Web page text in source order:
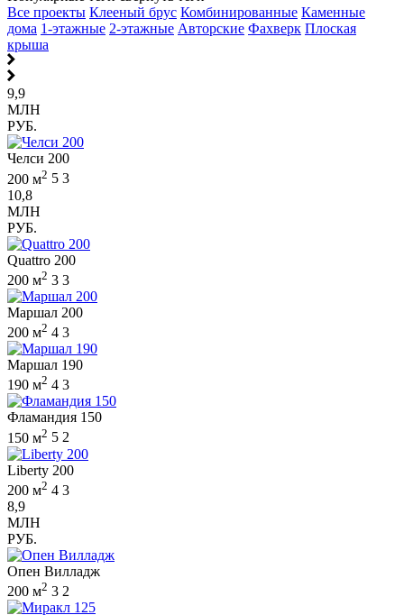
Все проекты Клееный брус Комбинированные Каменные
дома 1-этажные 2-этажные Авторские Фахверк Плоская
крыша
9,9
МЛН
РУБ.
Челси 200
200 м2 5 3
10,8
МЛН
РУБ.
Quattro 200
200 м2 3 3
Маршал 200
200 м2 4 3
Маршал 190
190 м2 4 3
Фламандия 150
150 м2 5 2
Liberty 200
200 м2 4 3
8,9
МЛН
РУБ.
Опен Вилладж
200 м2 3 2